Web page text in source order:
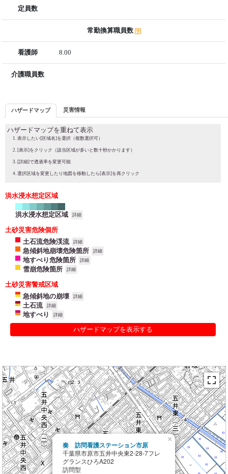
定員数
常勤換算職員数
看護師 8.00
介護職員数
ハザードマップ 災害情報
ハザードマップを重ねて表示
表示したい[区域名]を選択（複数選択可）
[表示]をクリック（該当区域が多いと数十秒かかります）
[詳細]で透過率を変更可能
選択区域を変更したり地図を移動したら[表示]を再クリック
洪水浸水想定区域
洪水浸水想定区域 詳細
土砂災害危険個所
土石流危険渓流
詳細
急傾斜地崩壊危険箇所 詳細
地すべり危険箇所 詳細
雪崩危険箇所 詳細
土砂災害警戒区域
急傾斜地の崩壊
詳細
土石流 詳細
地すべり 詳細
ハザードマップを表示する
奏 訪問看護ステーション市原
千葉県市原市五井中央東2-28-7フレ
グランスひろA202
訪問型
×